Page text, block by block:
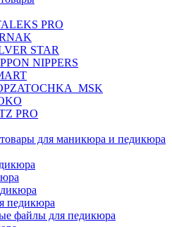
PRO
STAR
NIPPERS
PRO
для маникюра и педикюра
педикюра
файлы для педикюра